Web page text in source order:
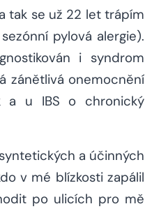
tak se už 22 let trápím
pylová alergie).
i syndrom
zánětlivá onemocnění
a u IBS o chronický
a účinných
v mé blízkosti zapálil
po ulicích pro mě